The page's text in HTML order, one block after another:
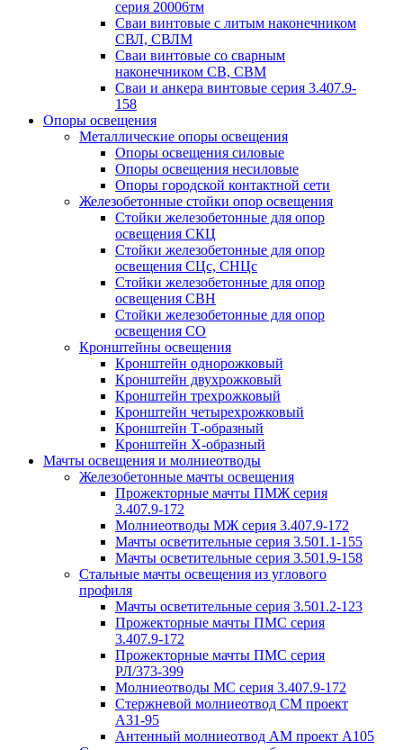
серия 20006тм
Сваи винтовые с литым наконечником
СВЛ, СВЛМ
Сваи винтовые со сварным
наконечником СВ, СВМ
Сваи и анкера винтовые серия 3.407.9-
158
Опоры освещения
Металлические опоры освещения
Опоры освещения силовые
Опоры освещения несиловые
Опоры городской контактной сети
Железобетонные стойки опор освещения
Стойки железобетонные для опор
освещения СКЦ
Стойки железобетонные для опор
освещения СЦс, СНЦс
Стойки железобетонные для опор
освещения СВН
Стойки железобетонные для опор
освещения СО
Кронштейны освещения
Кронштейн однорожковый
Кронштейн двухрожковый
Кронштейн трехрожковый
Кронштейн четырехрожковый
Кронштейн Т-образный
Кронштейн Х-образный
Мачты освещения и молниеотводы
Железобетонные мачты освещения
Прожекторные мачты ПМЖ серия
3.407.9-172
Молниеотводы МЖ серия 3.407.9-172
Мачты осветительные серия 3.501.1-155
Мачты осветительные серия 3.501.9-158
Стальные мачты освещения из углового
профиля
Мачты осветительные серия 3.501.2-123
Прожекторные мачты ПМС серия
3.407.9-172
Прожекторные мачты ПМС серия
РЛ/373-399
Молниеотводы МС серия 3.407.9-172
Стержневой молниеотвод СМ проект
А31-95
Антенный молниеотвод АМ проект А105